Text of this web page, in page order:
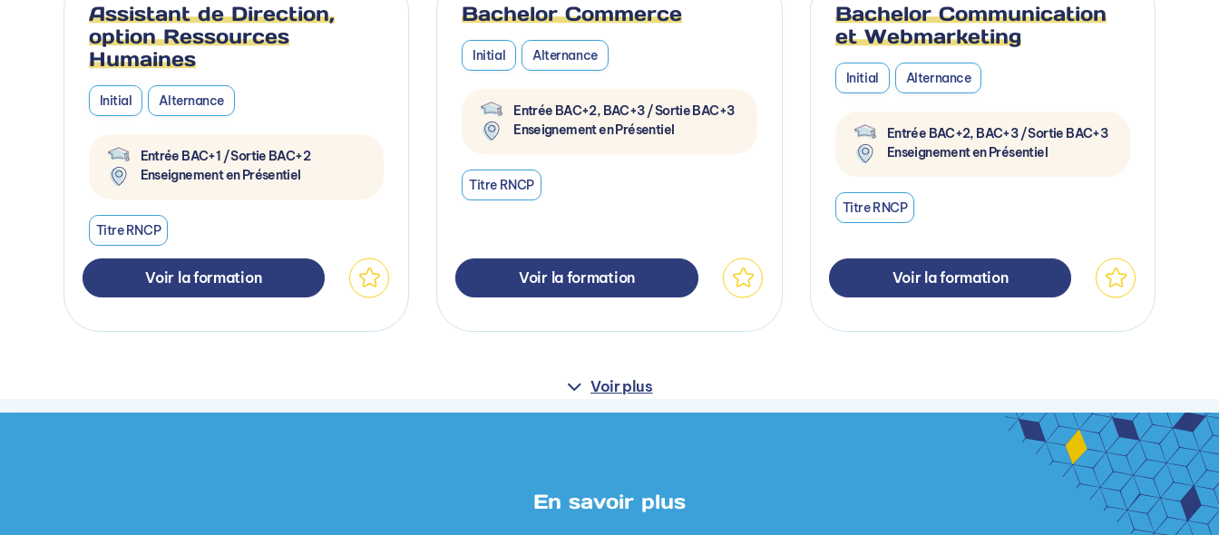
Assistant de Direction,
option Ressources
Humaines
Initial Alternance
Entrée BAC+1 / Sortie BAC+2
Enseignement en Présentiel
Titre RNCP
Voir la formation
Bachelor Commerce
Initial Alternance
Entrée BAC+2, BAC+3 / Sortie BAC+3
Enseignement en Présentiel
Titre RNCP
Voir la formation
Bachelor Communication
et Webmarketing
Initial Alternance
Entrée BAC+2, BAC+3 / Sortie BAC+3
Enseignement en Présentiel
Titre RNCP
Voir la formation
Voir plus
En savoir plus